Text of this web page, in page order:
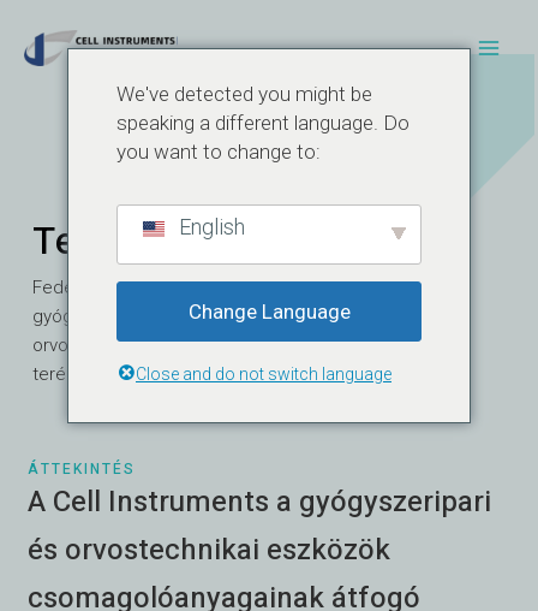
tartalomra
Termékek
Fedezze fel termékkínálatunkat a
gyógyszeripari, orvosi anyagok és
orvostechnikai eszközök vizsgálata
terén.
ÁTTEKINTÉS
A Cell Instruments a gyógyszeripari
és orvostechnikai eszközök
csomagolóanyagainak átfogó
We've detected you might be
speaking a different language. Do
you want to change to:
English
Change Language
Close and do not switch language